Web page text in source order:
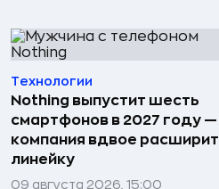
Технологии
Nothing выпустит шесть
смартфонов в 2027 году —
компания вдвое расширит
линейку
09 августа 2026, 15:00